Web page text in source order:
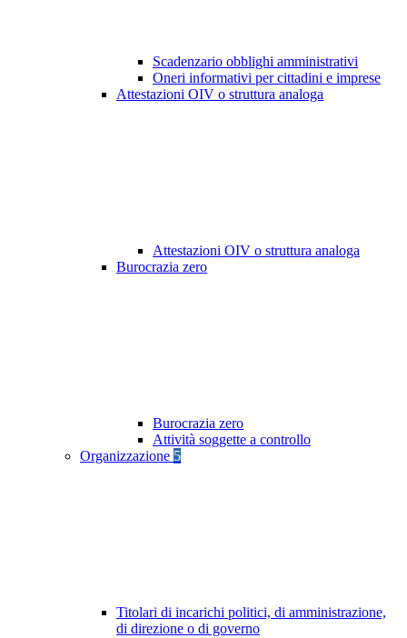
Scadenzario obblighi amministrativi
Oneri informativi per cittadini e imprese
Attestazioni OIV o struttura analoga
Attestazioni OIV o struttura analoga
Burocrazia zero
Burocrazia zero
Attività soggette a controllo
Organizzazione 5
Titolari di incarichi politici, di amministrazione,
di direzione o di governo